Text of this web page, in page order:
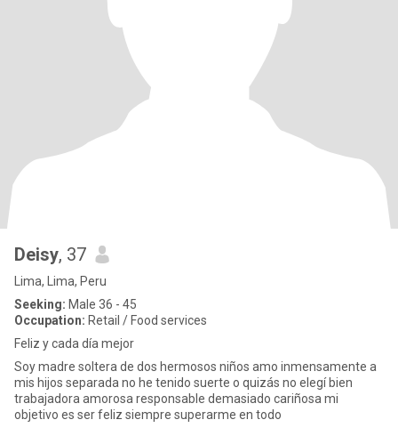
Deisy, 37
Lima, Lima, Peru
Seeking: Male 36 - 45
Occupation: Retail / Food services
Feliz y cada día mejor
Soy madre soltera de dos hermosos niños amo inmensamente a
mis hijos separada no he tenido suerte o quizás no elegí bien
trabajadora amorosa responsable demasiado cariñosa mi
objetivo es ser feliz siempre superarme en todo